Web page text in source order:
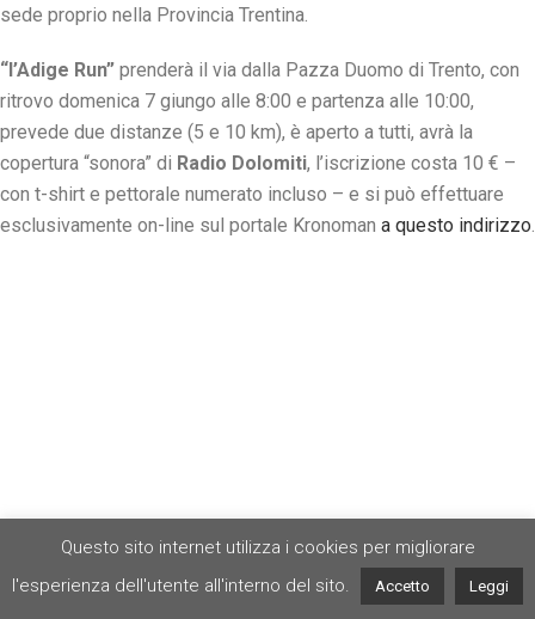
sede proprio nella Provincia Trentina.
“l’Adige Run” prenderà il via dalla Pazza Duomo di Trento, con
ritrovo domenica 7 giungo alle 8:00 e partenza alle 10:00,
prevede due distanze (5 e 10 km), è aperto a tutti, avrà la
copertura “sonora” di Radio Dolomiti, l’iscrizione costa 10 € –
con t-shirt e pettorale numerato incluso – e si può effettuare
esclusivamente on-line sul portale Kronoman a questo indirizzo.
Questo sito internet utilizza i cookies per migliorare
l'esperienza dell'utente all'interno del sito.
Accetto Leggi